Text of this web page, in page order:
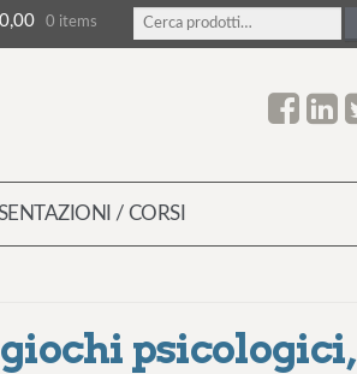
C
e
0 items
/ CORSI
psicologici,